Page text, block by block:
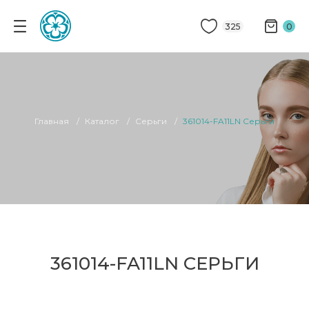
325 0
Главная Каталог Серьги 361014-FA11LN Серьги
361014-FA11LN СЕРЬГИ